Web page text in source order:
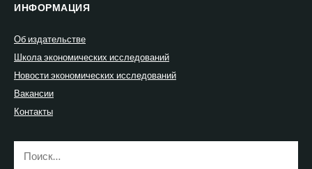
ИНФОРМАЦИЯ
Об издательстве
Школа экономических исследований
Новости экономических исследований
Вакансии
Контакты